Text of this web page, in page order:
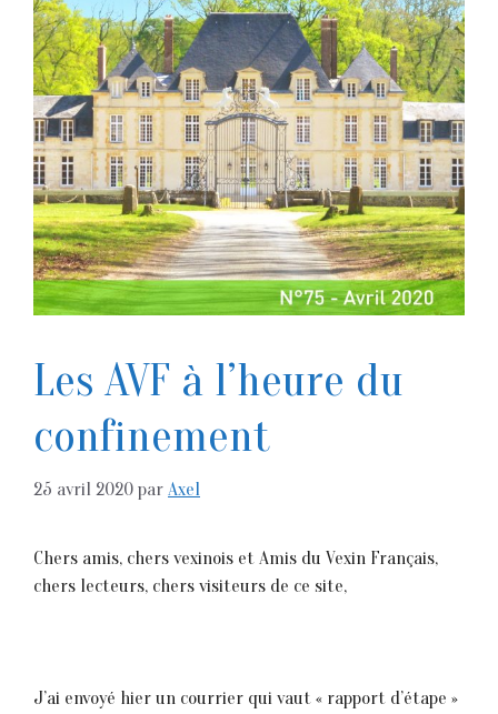
Les AVF à l’heure du
confinement
25 avril 2020 par Axel
Chers amis, chers vexinois et Amis du Vexin Français,
chers lecteurs, chers visiteurs de ce site,
J’ai envoyé hier un courrier qui vaut « rapport d’étape »